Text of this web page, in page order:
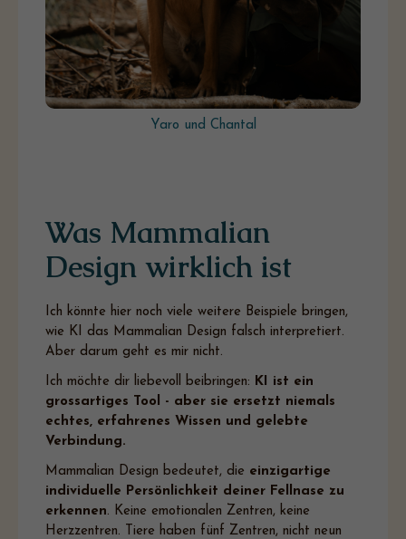
Yaro und Chantal
Was Mammalian
Design wirklich ist
Ich könnte hier noch viele weitere Beispiele bringen,
wie KI das Mammalian Design falsch interpretiert.
Aber darum geht es mir nicht.
Ich möchte dir liebevoll beibringen: KI ist ein
grossartiges Tool - aber sie ersetzt niemals
echtes, erfahrenes Wissen und gelebte
Verbindung.
Mammalian Design bedeutet, die einzigartige
individuelle Persönlichkeit deiner Fellnase zu
erkennen. Keine emotionalen Zentren, keine
Herzzentren. Tiere haben fünf Zentren, nicht neun